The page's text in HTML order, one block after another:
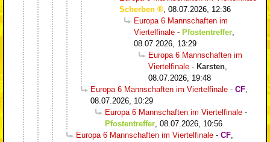
Scherben
08.07.2026, 12:36
Europa 6 Mannschaften im
Viertelfinale - Pfostentreffer
08.07.2026, 13:29
Europa 6 Mannschaften im
Viertelfinale - Karsten
08.07.2026, 19:48
Europa 6 Mannschaften im Viertelfinale - CF
08.07.2026, 10:29
Europa 6 Mannschaften im Viertelfinale -
Pfostentreffer 08.07.2026, 10:56
Europa 6 Mannschaften im Viertelfinale - CF